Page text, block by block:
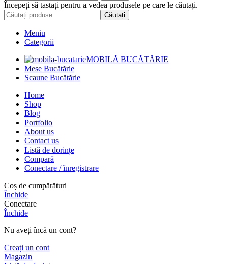
Începeți să tastați pentru a vedea produsele pe care le căutați.
Căutați
Meniu
Categorii
MOBILĂ BUCĂTĂRIE
Mese Bucătărie
Scaune Bucătărie
Home
Shop
Blog
Portfolio
About us
Contact us
Listă de dorințe
Compară
Conectare / înregistrare
Coș de cumpărături
Închide
Conectare
Închide
Nu aveți încă un cont?
Creați un cont
Magazin